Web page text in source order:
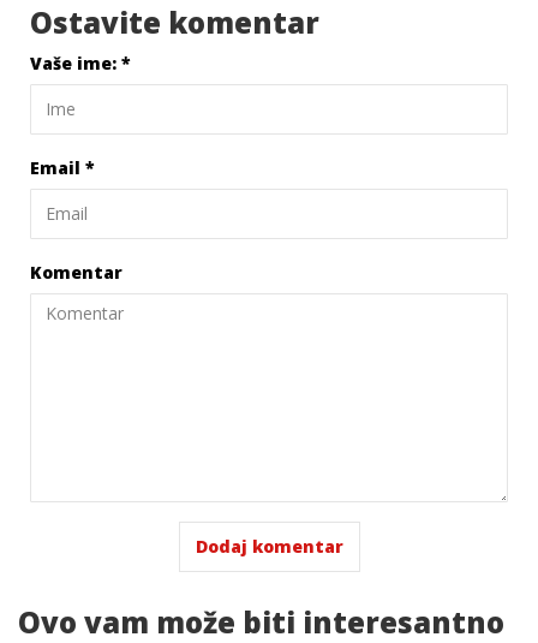
Ostavite komentar
Vaše ime: *
Email *
Komentar
Ovo vam može biti interesantno